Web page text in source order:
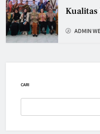
Kualitas
ADMIN
CARI